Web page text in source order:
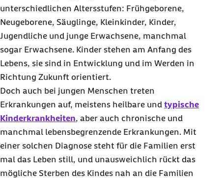
unterschiedlichen Altersstufen: Frühgeborene,
Neugeborene, Säuglinge, Kleinkinder, Kinder,
Jugendliche und junge Erwachsene, manchmal
sogar Erwachsene. Kinder stehen am Anfang des
Lebens, sie sind in Entwicklung und im Werden in
Richtung Zukunft orientiert.
Doch auch bei jungen Menschen treten
Erkrankungen auf, meistens heilbare und typische
Kinderkrankheiten, aber auch chronische und
manchmal lebensbegrenzende Erkrankungen. Mit
einer solchen Diagnose steht für die Familien erst
mal das Leben still, und unausweichlich rückt das
mögliche Sterben des Kindes nah an die Familien